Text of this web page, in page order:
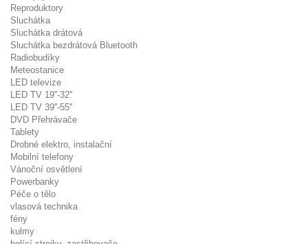
Reproduktory
Sluchátka
Sluchátka drátová
Sluchátka bezdrátová Bluetooth
Radiobudíky
Meteostanice
LED televize
LED TV 19''-32''
LED TV 39''-55''
DVD Přehrávače
Tablety
Drobné elektro, instalační
Mobilní telefony
Vánoční osvětlení
Powerbanky
Péče o tělo
vlasová technika
fény
kulmy